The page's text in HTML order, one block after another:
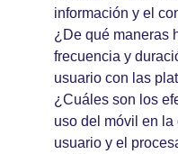
información y el
¿De qué maneras
frecuencia y
usuario con las
¿Cuáles son los
uso del móvil en la
usuario y el